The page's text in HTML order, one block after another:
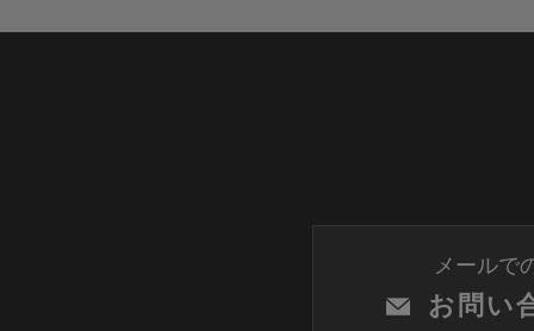
メールで
お問い